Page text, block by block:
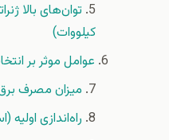
کیلووات)
عوامل موثر بر
میزان مصرف
راه‌اندازی اولیه